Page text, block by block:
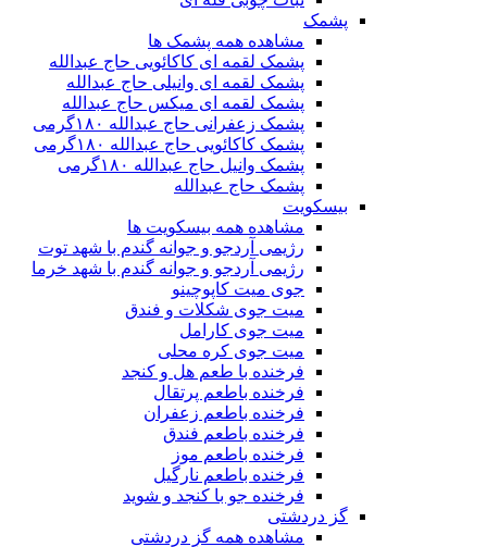
پشمک
مشاهده همه پشمک ها
پشمک لقمه ای کاکائویی حاج عبدالله
پشمک لقمه ای وانیلی حاج عبدالله
پشمک لقمه ای میکس حاج عبدالله
پشمک زعفرانی حاج عبدالله ۱۸۰گرمی
پشمک کاکائویی حاج عبدالله ۱۸۰گرمی
پشمک وانیل حاج عبدالله ۱۸۰گرمی
پشمک حاج عبدالله
بیسکویت
مشاهده همه بیسکویت ها
رژیمی آردجو و جوانه گندم با شهد توت
رژیمی آردجو و جوانه گندم با شهد خرما
جوی میت کاپوچینو
میت جوی شکلات و فندق
میت جوی کارامل
میت جوی کره محلی
فرخنده با طعم هل و کنجد
فرخنده باطعم پرتقال
فرخنده باطعم زعفران
فرخنده باطعم فندق
فرخنده باطعم موز
فرخنده باطعم نارگیل
فرخنده جو با کنجد و شوید
گز دردشتی
مشاهده همه گز دردشتی